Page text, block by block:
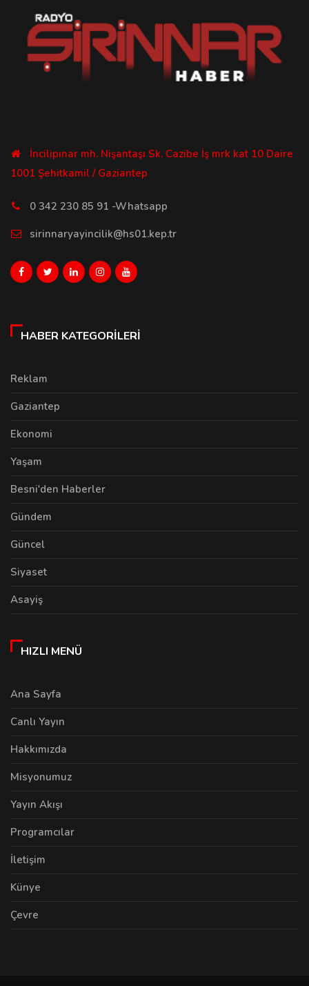
İncilipınar mh. Nişantaşı Sk. Cazibe İş mrk kat 10 Daire
1001 Şehitkamil / Gaziantep
0 342 230 85 91 -Whatsapp
sirinnaryayincilik@hs01.kep.tr
HABER KATEGORILERI
Reklam
Gaziantep
Ekonomi
Yaşam
Besni'den Haberler
Gündem
Güncel
Siyaset
Asayiş
HIZLI MENÜ
Ana Sayfa
Canlı Yayın
Hakkımızda
Misyonumuz
Yayın Akışı
Programcılar
İletişim
Künye
Çevre